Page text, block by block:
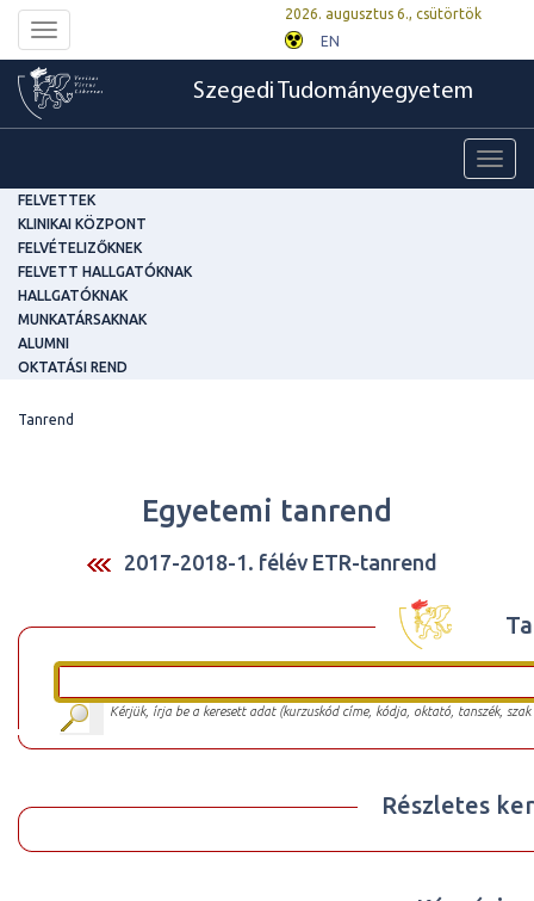
Toggle
navigation
2026. augusztus 6., csütörtök
EN
Szegedi Tudományegyetem
FELVETTEK
KLINIKAI KÖZPONT
FELVÉTELIZŐKNEK
FELVETT HALLGATÓKNAK
HALLGATÓKNAK
MUNKATÁRSAKNAK
ALUMNI
OKTATÁSI REND
Tanrend
Egyetemi tanrend
2017-2018-1. félév ETR-tanrend
Kérjük, írja be a keresett adat (kurzuskód címe, kódja, oktató, tanszék,
Részletes